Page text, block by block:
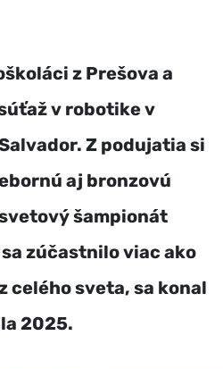
z Prešova a
v robotike v
Z podujatia si
aj bronzovú
šampionát
zúčastnilo viac ako
celého sveta, sa konal
2025.